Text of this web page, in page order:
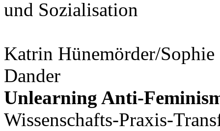
und Sozialisation
Katrin Hünemörder/
Dander
Unlearning Anti-
Wissenschafts-Praxis-